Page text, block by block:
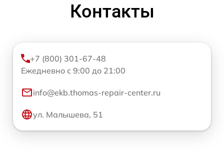
Контакты
+7 (800) 301-67-48
Ежедневно с 9:00 до 21:00
info@ekb.thomas-repair-center.ru
ул. Малышева, 51